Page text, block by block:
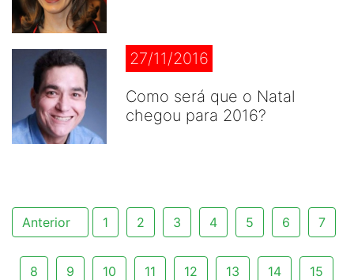
27/11/2016
Como será que o Natal
chegou para 2016?
Anterior 1 2 3 4 5 6 7
8 9 10 11 12 13 14 15